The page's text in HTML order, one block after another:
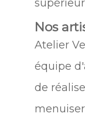
Nos
Atelier
équipe
de